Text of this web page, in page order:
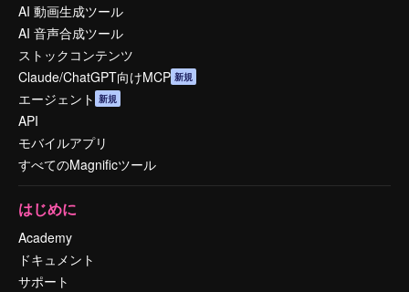
AI 動画生成ツール
AI 音声合成ツール
ストックコンテンツ
Claude/ChatGPT向けMCP 新規
エージェント 新規
API
モバイルアプリ
すべてのMagnificツール
はじめに
Academy
ドキュメント
サポート